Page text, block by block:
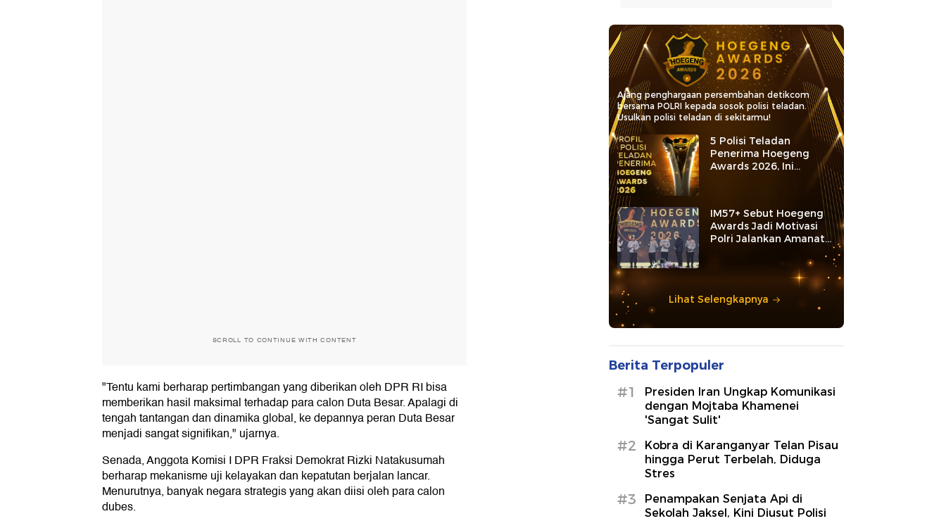
SCROLL TO CONTINUE WITH CONTENT
"Tentu kami berharap pertimbangan yang diberikan oleh DPR RI bisa
memberikan hasil maksimal terhadap para calon Duta Besar. Apalagi di
tengah tantangan dan dinamika global, ke depannya peran Duta Besar
menjadi sangat signifikan," ujarnya.
Senada, Anggota Komisi I DPR Fraksi Demokrat Rizki Natakusumah
berharap mekanisme uji kelayakan dan kepatutan berjalan lancar.
Menurutnya, banyak negara strategis yang akan diisi oleh para calon
dubes.
Ajang penghargaan persembahan detikcom
bersama POLRI kepada sosok polisi teladan.
Usulkan polisi teladan di sekitarmu!
5 Polisi Teladan
Penerima Hoegeng
Awards 2026, Ini
Kategori dan Kiprahnya
IM57+ Sebut Hoegeng
Awards Jadi Motivasi
Polri Jalankan Amanat
Lihat Selengkapnya
Berita Terpopuler
#1
Presiden Iran Ungkap Komunikasi
dengan Mojtaba Khamenei
'Sangat Sulit'
#2
Kobra di Karanganyar Telan Pisau
hingga Perut Terbelah, Diduga
Stres
#3
Penampakan Senjata Api di
Sekolah Jaksel, Kini Diusut Polisi